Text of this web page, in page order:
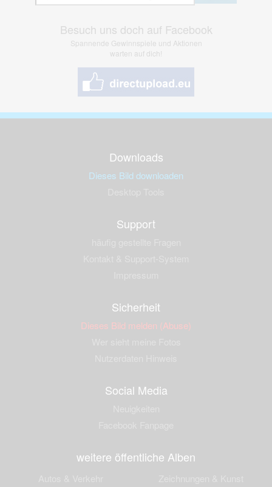
Besuch uns doch auf Facebook
Spannende Gewinnspiele und Aktionen
warten auf dich!
Downloads
Dieses Bild downloaden
Support
Sicherheit
Dieses Bild melden (Abuse)
Social Media
weitere öffentliche Alben